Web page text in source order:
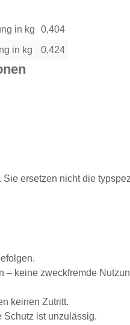
in kg
0,404
in kg
0,424
ersetzen nicht die
– keine zweckfremde
keinen Zutritt.
Schutz ist unzulässig.